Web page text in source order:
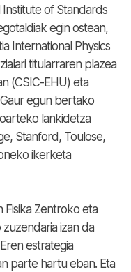
of Standards
egin ostean,
International Physics
titularraren plazea
(CSIC-EHU) eta
Gaur egun bertako
lankidetza
Stanford, Toulose,
ikerketa
Fisika Zentroko eta
zuzendaria izan da
estrategia
parte hartu eban. Eta